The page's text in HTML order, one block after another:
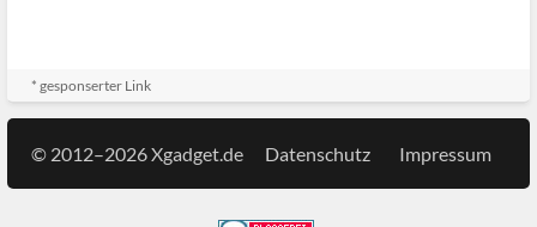
* gesponserter Link
© 2012–2026 Xgadget.de Datenschutz Impressum